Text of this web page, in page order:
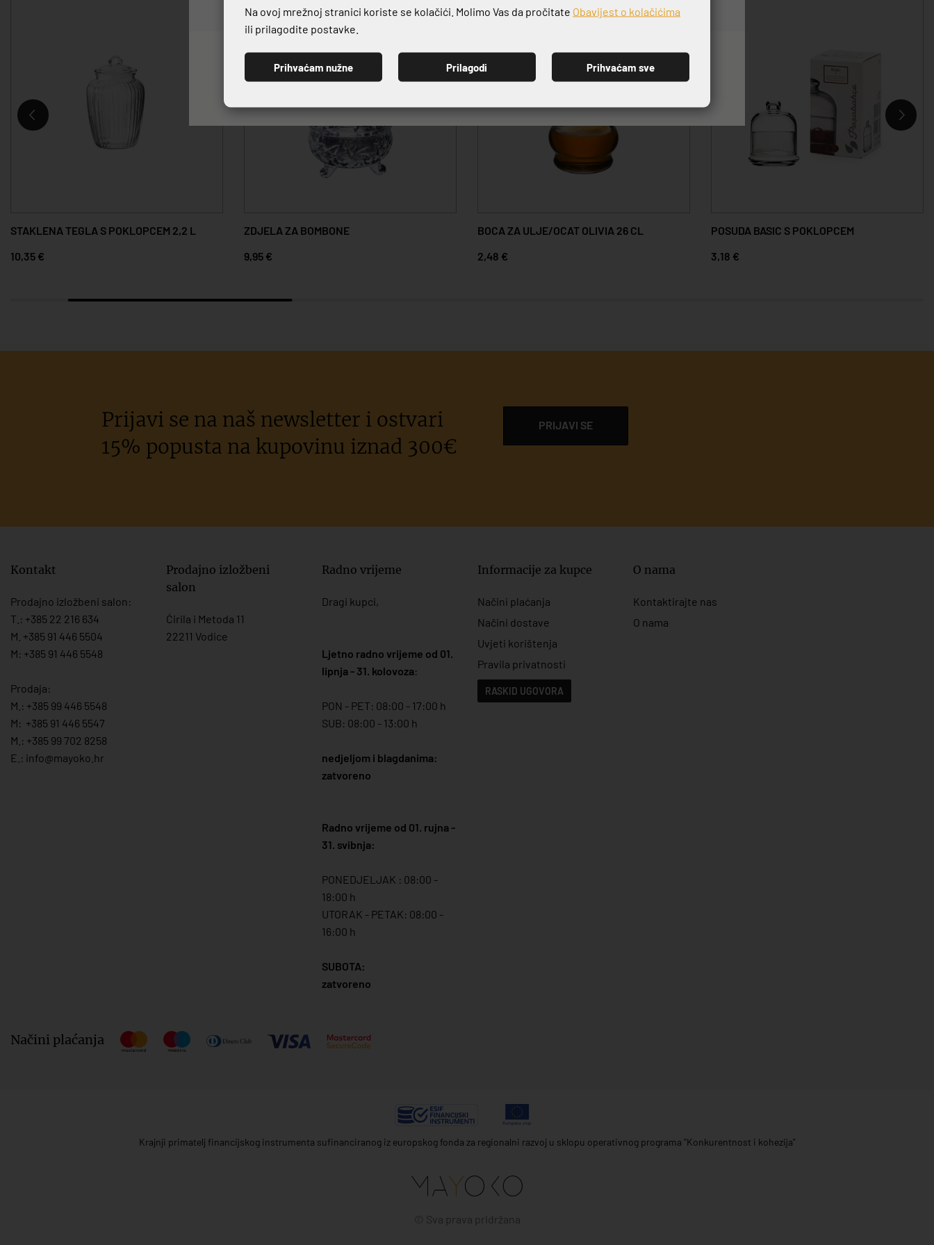
STAKLENA TEGLA S POKLOPCEM 2,2 L
10,35 €
ZDJELA ZA BOMBONE
9,95 €
BOCA ZA ULJE/OCAT OLIVIA 26 CL
2,48 €
POSUDA BASIC S POKLOPCEM
3,18 €
Prijavi se na naš newsletter i ostvari
15% popusta na kupovinu iznad 300€
PRIJAVI SE
Kontakt
Prodajno izložbeni salon:
T.: +385 22 216 634
M. +385 91 446 5504
M: +385 91 446 5548
Prodaja:
M.: +385 99 446 5548
M: +385 91 446 5547
M.: +385 99 702 8258
E.: info@mayoko. hr
Prodajno izložbeni
salon
Ćirila i Metoda 11
22211 Vodice
Radno vrijeme
Dragi kupci,
Ljetno radno vrijeme od 01.
lipnja - 31. kolovoza:
PON - PET: 08:00 - 17:00 h
SUB: 08:00 - 13:00 h
nedjeljom i blagdanima:
zatvoreno
Radno vrijeme od 01. rujna -
31. svibnja:
PONEDJELJAK : 08:00 -
18:00 h
UTORAK - PETAK: 08:00 -
16:00 h
SUBOTA:
zatvoreno
Informacije za kupce
Načini plaćanja
Načini dostave
Uvjeti korištenja
Pravila privatnosti
RASKID UGOVORA
O nama
Kontaktirajte nas
O nama
Načini plaćanja
Krajnji primatelj financijskog instrumenta sufinanciranog iz europskog fonda za regionalni razvoj u sklopu operativnog programa "Konkurentnost i kohezija"
© Sva prava pridržana
PRIJAVI SE
Na ovoj mrežnoj stranici koriste se kolačići. Molimo Vas da pročitate Obavijest o kolačićima
ili prilagodite postavke.
Prihvaćam nužne Prilagodi Prihvaćam sve